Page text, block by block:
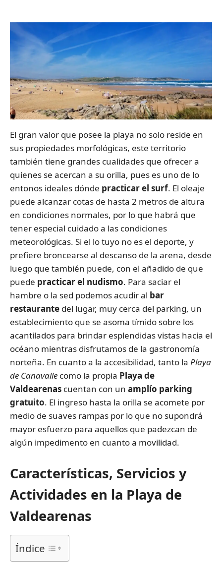
El gran valor que posee la playa no solo reside en
sus propiedades morfológicas, este territorio
también tiene grandes cualidades que ofrecer a
quienes se acercan a su orilla, pues es uno de lo
entonos ideales dónde practicar el surf. El oleaje
puede alcanzar cotas de hasta 2 metros de altura
en condiciones normales, por lo que habrá que
tener especial cuidado a las condiciones
meteorológicas. Si el lo tuyo no es el deporte, y
prefiere broncearse al descanso de la arena, desde
luego que también puede, con el añadido de que
puede practicar el nudismo. Para saciar el
hambre o la sed podemos acudir al bar
restaurante del lugar, muy cerca del parking, un
establecimiento que se asoma tímido sobre los
acantilados para brindar esplendidas vistas hacia el
océano mientras disfrutamos de la gastronomía
norteña. En cuanto a la accesibilidad, tanto la Playa
de Canavalle como la propia Playa de
Valdearenas cuentan con un amplío parking
gratuito. El ingreso hasta la orilla se acomete por
medio de suaves rampas por lo que no supondrá
mayor esfuerzo para aquellos que padezcan de
algún impedimento en cuanto a movilidad.
Características, Servicios y
Actividades en la Playa de
Valdearenas
Índice